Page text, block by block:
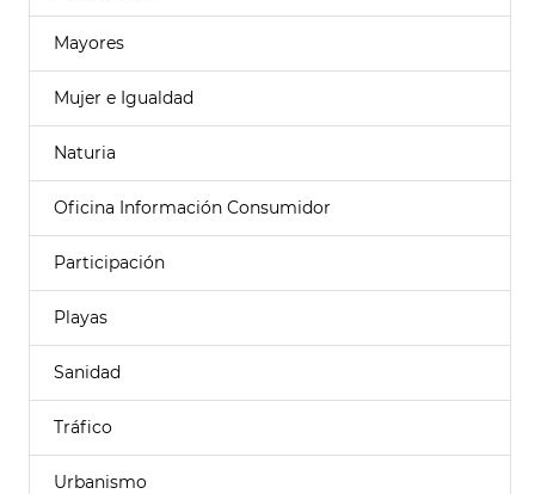
Mayores
Mujer e Igualdad
Naturia
Oficina Información Consumidor
Participación
Playas
Sanidad
Tráfico
Urbanismo